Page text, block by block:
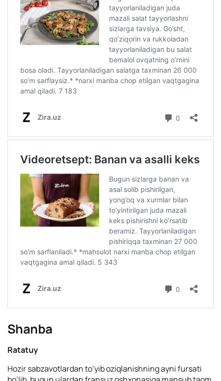
Shanba
Ratatuy
Hozir sabzavotlardan to’yib oziqlanishning ayni fursati